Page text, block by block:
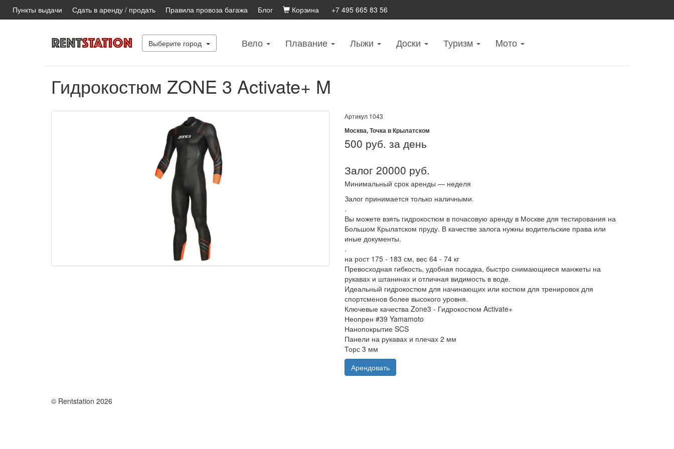
Пункты выдачи Сдать в аренду / продать Правила провоза багажа Блог Корзина +7 495 665 83 56
Выберите город Вело Плавание Лыжи Доски Туризм Mото
Гидрокостюм ZONE 3 Activate+ M
Артикул 1043
Москва, Точка в Крылатском
500 руб. за день
Залог 20000 руб.
Минимальный срок аренды — неделя
Залог принимается только наличными.
.
Вы можете взять гидрокостюм в почасовую аренду в Москве для тестирования на
Большом Крылатском пруду. В качестве залога нужны водительские права или
иные документы.
.
на рост 175 - 183 см, вес 64 - 74 кг
Превосходная гибкость, удобная посадка, быстро снимающиеся манжеты на
рукавах и штанинах и отличная видимость в воде.
Идеальный гидрокостюм для начинающих или костюм для тренировок для
спортсменов более высокого уровня.
Ключевые качества Zone3 - Гидрокостюм Activate+
Неопрен #39 Yamamoto
Нанопокрытие SCS
Панели на рукавах и плечах 2 мм
Торс 3 мм
Арендовать
© Rentstation 2026